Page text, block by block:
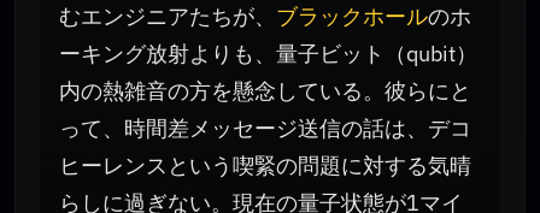
むエンジニアたちが、 ブラックホールのホ
ーキング放射よりも、量子ビット（qubit）
内の熱雑音の方を懸念している。彼らにと
って、時間差メッセージ送信の話は、デコ
ヒーレンスという喫緊の問題に対する気晴
らしに過ぎない。現在の量子状態が1マイ